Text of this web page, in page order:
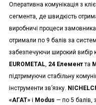
Оперативна комунікація з
сегмента, де швидкість
виробничі процеси
отримали по 9 балів за
забезпечуючи широкий вибір
EUROMETAL, 24 Елементта
підтримуючи стабільну
інструменти зв’язку.
«АГАТ»і Modus — по 5 балів,